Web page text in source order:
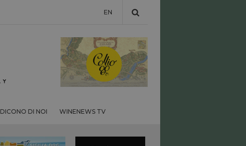
EN
DICONO DI NOI WINENEWS TV